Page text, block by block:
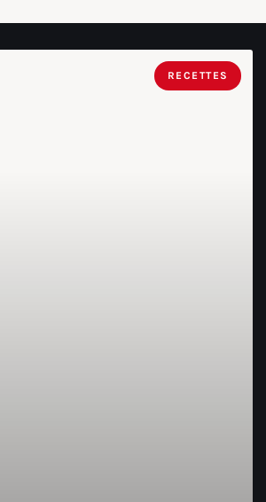
RECETTES